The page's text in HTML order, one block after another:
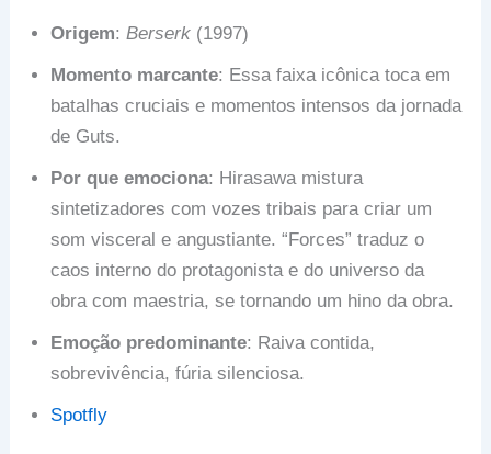
Origem:Berserk (1997)
Momento marcante: Essa faixa icônica toca em
batalhas cruciais e momentos intensos da jornada
de Guts.
Por que emociona: Hirasawa mistura
sintetizadores com vozes tribais para criar um
som visceral e angustiante. “Forces” traduz o
caos interno do protagonista e do universo da
obra com maestria, se tornando um hino da obra.
Emoção predominante: Raiva contida,
sobrevivência, fúria silenciosa.
Spotfly